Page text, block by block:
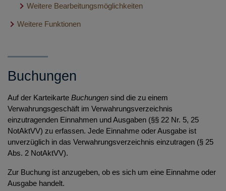
Weitere Bearbeitungsmöglichkeiten
Verwahrungsmasse zur Ansicht öffnen
Verwahrungsmasse abschließen
Verwahrungsmasse wiedereröffnen
Verwahrungsmasse löschen
Weitere Funktionen
Verwahrungsmasse importieren (Datenimport aus der
Notarsoftware)
Jahresabschluss
Exporte und Übersichten zum Jahresabschluss
Jahresabschluss durchführen
Beendigung einer Amtstätigkeit
Amtsübergabe
Amtsübergabe (Verwahrungsübergabe (§§ 51, 58
BNotO))
Verwahrungsübergabe (§ 45 BNotO)
Übergabe durch die Notarkammer
Übergabe unter Einräumung und Überleitung der
Zugangsberechtigung durch die Notarkammer (§ 58
Überführung Altmassen
Überführung vor dem 1.1.2022 entgegengenommener
Verwahrungsmassen in das Verwahrungsverzeichnis
Buchungen
Auf der Karteikarte Buchungen sind die zu einem
Verwahrungsgeschäft im Verwahrungsverzeichnis
einzutragenden Einnahmen und Ausgaben (§§ 22 Nr. 5, 25
NotAktVV) zu erfassen. Jede Einnahme oder Ausgabe ist
unverzüglich in das Verwahrungsverzeichnis einzutragen (§ 25
Abs. 2 NotAktVV).
Zur Buchung ist anzugeben, ob es sich um eine Einnahme oder
Ausgabe handelt.